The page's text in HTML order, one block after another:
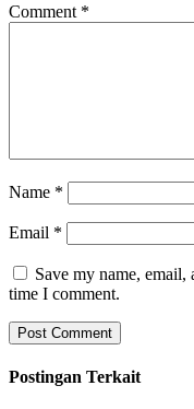
Comment *
Name *
Email *
Save my name,
time I comment.
Postingan Terkait